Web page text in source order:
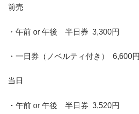
前売
・午前 or 午後 半日券 3,300円
・一日券（ノベルティ付き） 6,600円
当日
・午前 or 午後 半日券 3,520円